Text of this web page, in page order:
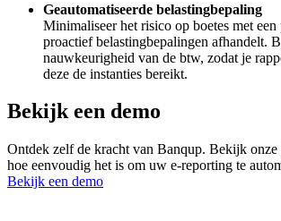
Geautomatiseerde belastingbepaling
Minimaliseer het risico op boetes met
proactief belastingbepalingen afhandelt.
nauwkeurigheid van de btw, zodat je
deze de instanties bereikt.
Bekijk een demo
Ontdek zelf de kracht van Banqup. Bekijk onze
hoe eenvoudig het is om uw e-reporting te
Bekijk een demo